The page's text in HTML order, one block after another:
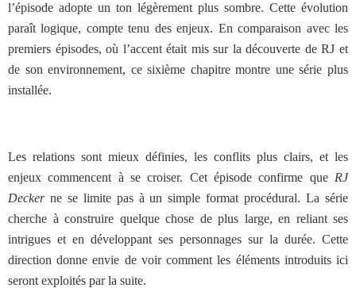
l’épisode adopte un ton légèrement plus sombre. Cette évolution
paraît logique, compte tenu des enjeux. En comparaison avec les
premiers épisodes, où l’accent était mis sur la découverte de RJ et
de son environnement, ce sixième chapitre montre une série plus
installée.
Les relations sont mieux définies, les conflits plus clairs, et les
enjeux commencent à se croiser. Cet épisode confirme que RJ
Deckerne se limite pas à un simple format procédural. La série
cherche à construire quelque chose de plus large, en reliant ses
intrigues et en développant ses personnages sur la durée. Cette
direction donne envie de voir comment les éléments introduits ici
seront exploités par la suite.